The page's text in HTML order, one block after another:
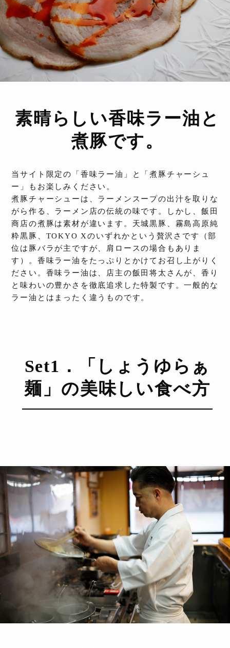
素晴らしい香味ラー油と
煮豚です。
当サイト限定の「香味ラー油」と「煮豚チャーシュ
ー」もお楽しみください。
煮豚チャーシューは、ラーメンスープの出汁を取りな
がら作る、ラーメン店の伝統の味です。しかし、飯田
商店の煮豚は素材が違います。天城黒豚、霧島高原純
粋黒豚、TOKYO Xのいずれかという贅沢さです（部
位は豚バラが主ですが、肩ロースの場合もありま
す）。香味ラー油をたっぷりとかけてお召し上がりく
ださい。香味ラー油は、店主の飯田将太さんが、香り
と味わいの豊かさを徹底追求した特製です。一般的な
ラー油とはまったく違うものです。
Set1．「しょうゆらぁ
麺」の美味しい食べ方